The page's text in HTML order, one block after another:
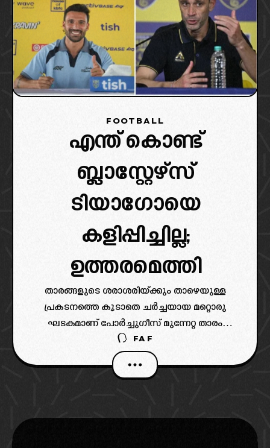
FOOTBALL
എന്ത് കൊണ്ട്
ബ്ലാസ്റ്റേഴ്‌സ്
ടിയാഗോയെ
കളിപ്പിച്ചില്ല;
ഉത്തരമെത്തി
താരങ്ങളുടെ ശരാശരിയ്ക്കും താഴെയുള്ള
പ്രകടനത്തെ കൂടാതെ ചർച്ചയായ മറ്റൊരു
ഘടകമാണ് പോർച്ചുഗീസ് മുന്നേറ്റ താരം
ടിയാഗോ ആൽവസിന്റെ അസാനിധ്യം.
FAF